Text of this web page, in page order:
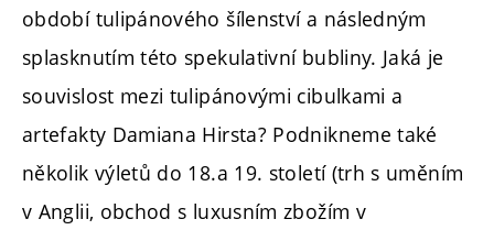
období tulipánového šílenství a následným
splasknutím této spekulativní bubliny. Jaká je
souvislost mezi tulipánovými cibulkami a
artefakty Damiana Hirsta? Podnikneme také
několik výletů do 18.a 19. století (trh s uměním
v Anglii, obchod s luxusním zbožím v